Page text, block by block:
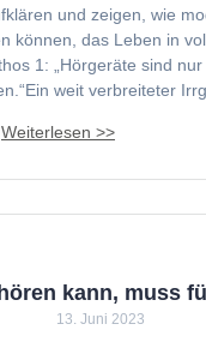
und zeigen, wie
können, das Leben in
1: „Hörgeräte sind
weit verbreiteter
kann, muss
13. Juni 2023